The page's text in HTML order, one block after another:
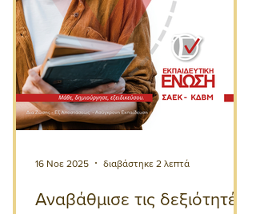
Αναβάθμισε τις δεξιότητές
16 Νοε 2025 διαβάστηκε 2 λεπτά